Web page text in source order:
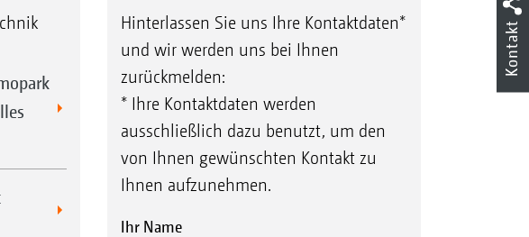
Hinterlassen Sie uns Ihre Kontaktdaten*
und wir werden uns bei Ihnen
zurückmelden:
* Ihre Kontaktdaten werden
ausschließlich dazu benutzt, um den
von Ihnen gewünschten Kontakt zu
Ihnen aufzunehmen.
Ihr Name
Kontakt